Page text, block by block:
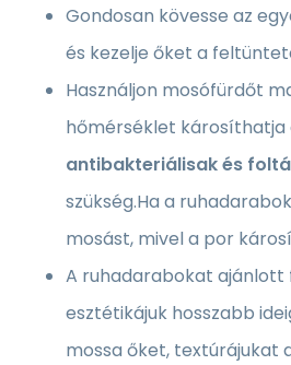
Gondosan kövesse az
és kezelje őket a
Használjon mosófürdőt
hőmérséklet károsíthatja
antibakteriálisak és
szükség.Ha a
mosást, mivel a por
A ruhadarabokat ajánlott
esztétikájuk hosszabb
mossa őket, textúrájukat